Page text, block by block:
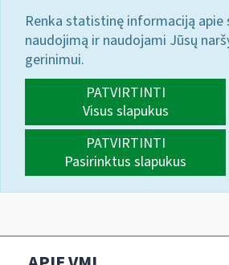
Renka statistinę informaciją apie
naudojimą ir naudojami Jūsų
gerinimui.
PATVIRTINTI
Visus slapukus
PATVIRTINTI
Pasirinktus slapukus